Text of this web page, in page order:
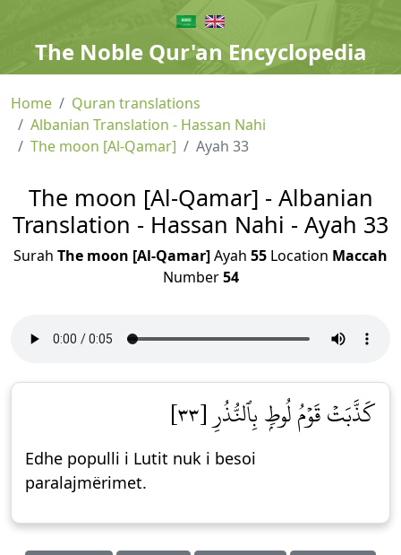
The Noble Qur'an Encyclopedia
Home
Quran translations
Albanian Translation - Hassan Nahi
The moon [Al-Qamar]
Ayah 33
The moon [Al-Qamar] - Albanian
Translation - Hassan Nahi - Ayah 33
Surah The moon [Al-Qamar]Ayah 55 Location Maccah
Number54
كَذَّبَتۡ قَوۡمُ لُوطِۭ بِٱلنُّذُرِ [٣٣]
Edhe populli i Lutit nuk i besoi
paralajmërimet.